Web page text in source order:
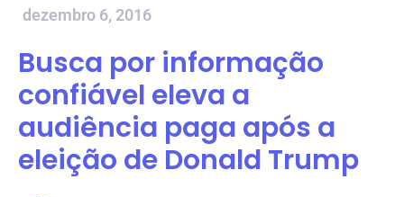
dezembro 6, 2016
Busca por informação
confiável eleva a
audiência paga após a
eleição de Donald Trump